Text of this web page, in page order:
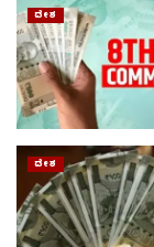
ದೇಶ
ದೇಶ